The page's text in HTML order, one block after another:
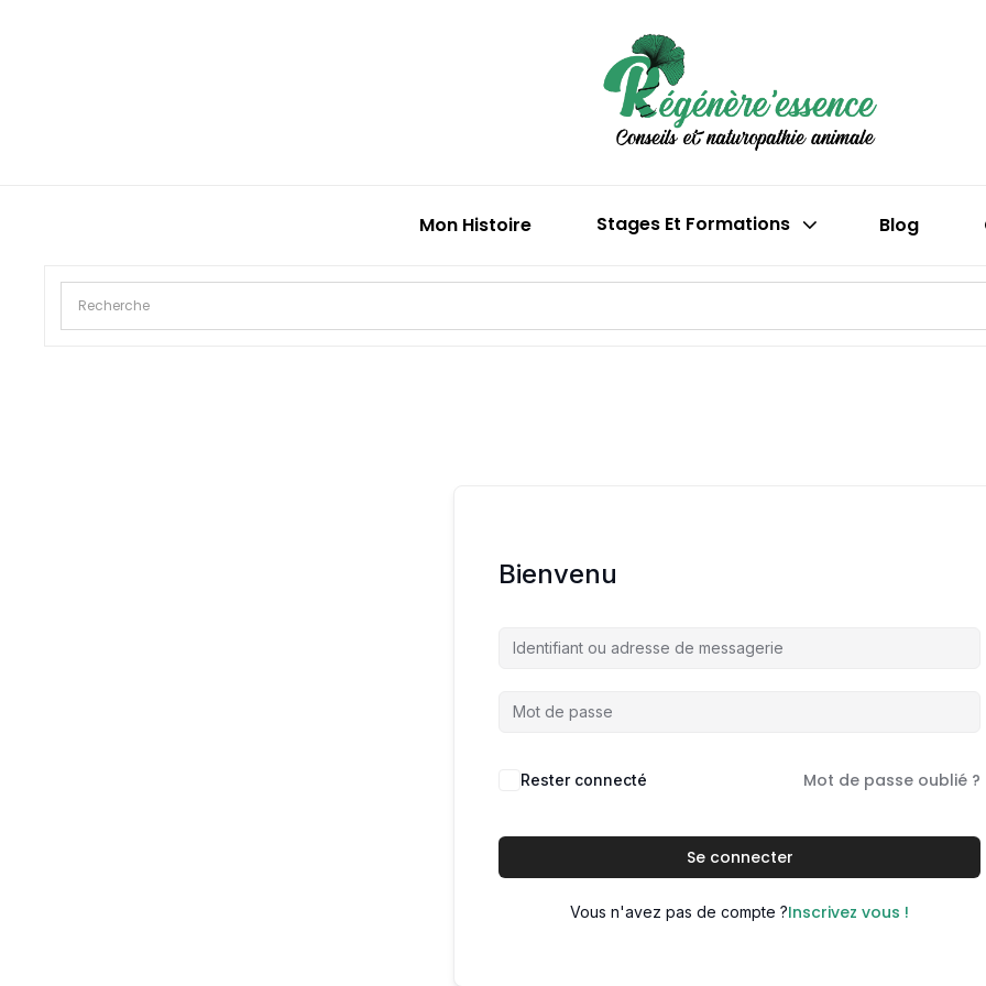
Boutique
Mon Histoire Stages Et Formations Blog
Bienvenu
Rester connecté Mot de passe oublié ?
Se connecter
Vous n'avez pas de compte ?Inscrivez vous !